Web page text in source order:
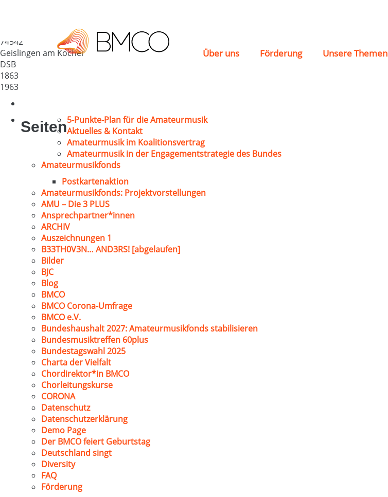
Über uns Förderung Unsere Themen
74542
Geislingen am Kocher
DSB
1863
1963
Seiten5-Punkte-Plan für die Amateurmusik
Aktuelles & Kontakt
Amateurmusik im Koalitionsvertrag
Amateurmusik in der Engagementstrategie des Bundes
Amateurmusikfonds
Postkartenaktion
Amateurmusikfonds: Projektvorstellungen
AMU – Die 3 PLUS
Ansprechpartner*innen
ARCHIV
Auszeichnungen 1
B33TH0V3N… AND3RS! [abgelaufen]
Bilder
BJC
Blog
BMCO
BMCO Corona-Umfrage
BMCO e.V.
Bundeshaushalt 2027: Amateurmusikfonds stabilisieren
Bundesmusiktreffen 60plus
Bundestagswahl 2025
Charta der Vielfalt
Chordirektor*in BMCO
Chorleitungskurse
CORONA
Datenschutz
Datenschutzerklärung
Demo Page
Der BMCO feiert Geburtstag
Deutschland singt
Diversity
FAQ
Förderung